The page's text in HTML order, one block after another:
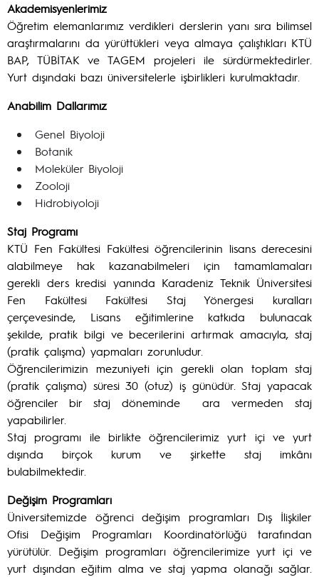
Akademisyenlerimiz
Öğretim elemanlarımız verdikleri derslerin yanı sıra bilimsel
araştırmalarını da yürüttükleri veya almaya çalıştıkları KTÜ
BAP, TÜBİTAK ve TAGEM projeleri ile sürdürmektedirler.
Yurt dışındaki bazı üniversitelerle işbirlikleri kurulmaktadır.
Anabilim Dallarımız
Genel Biyoloji
Botanik
Moleküler Biyoloji
Zooloji
Hidrobiyoloji
Staj Programı
KTÜ Fen Fakültesi Fakültesi öğrencilerinin lisans derecesini
alabilmeye hak kazanabilmeleri için tamamlamaları
gerekli ders kredisi yanında Karadeniz Teknik Üniversitesi
Fen Fakültesi Fakültesi Staj Yönergesi kuralları
çerçevesinde, Lisans eğitimlerine katkıda bulunacak
şekilde, pratik bilgi ve becerilerini artırmak amacıyla, staj
(pratik çalışma) yapmaları zorunludur.
Öğrencilerimizin mezuniyeti için gerekli olan toplam staj
(pratik çalışma) süresi30 (otuz) iş günüdür. Staj yapacak
öğrenciler bir staj döneminde ara vermeden staj
yapabilirler.
Staj programı ile birlikte öğrencilerimiz yurt içi ve yurt
dışında birçok kurum ve şirkette staj imkânı
bulabilmektedir.
Değişim Programları
Üniversitemizde öğrenci değişim programları Dış İlişkiler
Ofisi Değişim Programları Koordinatörlüğü tarafından
yürütülür. Değişim programları öğrencilerimize yurt içi ve
yurt dışından eğitim alma ve staj yapma olanağı sağlar.